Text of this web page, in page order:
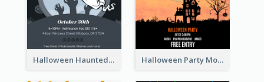
Halloween Haunted House Party Poster Halloween Party Moon Photo Poster